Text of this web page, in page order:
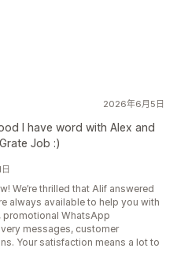
2026年6月5日
I have word with Alex and
Job :)
We’re thrilled that Alif answered
always available to help you with
WhatsApp
messages, customer
Your satisfaction means a lot to